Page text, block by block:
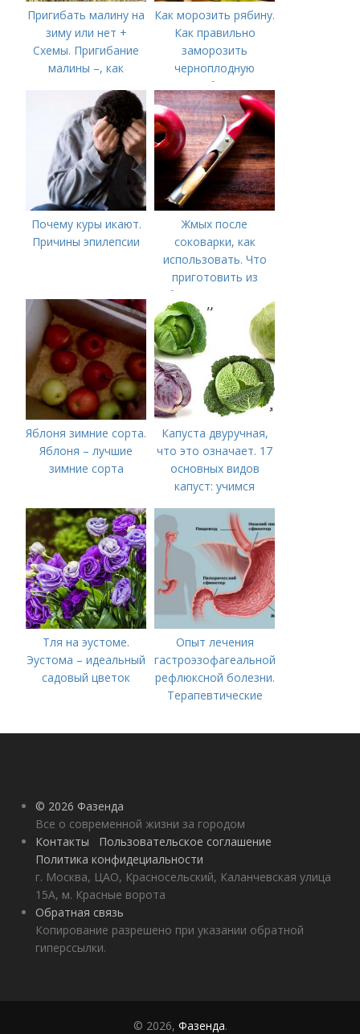
Пригибать малину на
зиму или нет +
Схемы. Пригибание
малины –, как
когда
Как морозить рябину.
Как правильно
заморозить
черноплодную
рябину
Почему куры икают.
Причины эпилепсии
Жмых после
соковарки, как
использовать. Что
приготовить из
яблочного пюре от
сока после
соковарки,
соковыжималки.
Рецепты пошагово
Яблоня зимние сорта.
Яблоня – лучшие
зимние сорта
Капуста двуручная,
что это означает. 17
основных видов
капуст: учимся
Тля на эустоме.
Эустома – идеальный
садовый цветок
Опыт лечения
гастроэзофагеальной
рефлюксной болезни.
Терапевтические
гастроэзофагеальной
© 2026 Фазенда
Все о современной жизни за городом
Контакты
Пользовательское соглашение
Политика конфидециальности
г. Москва, ЦАО, Красносельский, Каланчевская улица
15А, м. Красные ворота
Обратная связь
Копирование разрешено при указании обратной
гиперссылки.
© 2026, Фазенда.